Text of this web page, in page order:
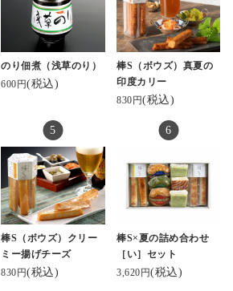
のり佃煮（浅草のり）
600円(税込)
棒S（ボウズ）真夏の
印度カリー
830円(税込)
棒S（ボウズ）クリー
ミー揚げチーズ
830円(税込)
棒S×夏の詰め合わせ
［い］セット
3,620円(税込)